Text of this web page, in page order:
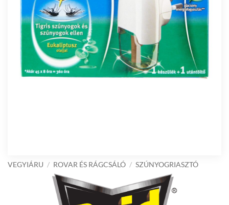
VEGYIÁRU / ROVAR ÉS RÁGCSÁLÓ / SZÚNYOGRIASZTÓ